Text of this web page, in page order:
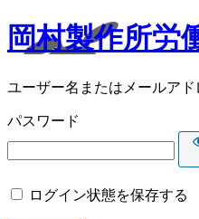
岡村製作所労
ユーザー名またはメールアド
パスワード
ログイン状態を保存する